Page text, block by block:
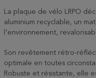
La plaque de vélo LRPO
aluminium recyclable, un
l’environnement,
Son revêtement rétro-
optimale en toutes
Robuste et résistante, elle